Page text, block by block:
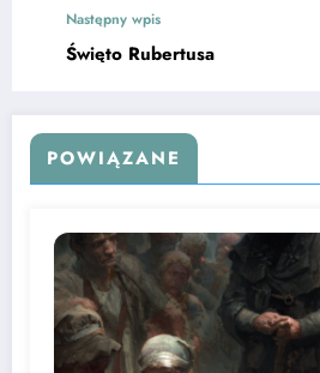
Następny wpis
Święto Rubertusa
POWIĄZANE